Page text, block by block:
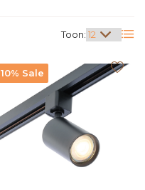
Toon:
10% Sale